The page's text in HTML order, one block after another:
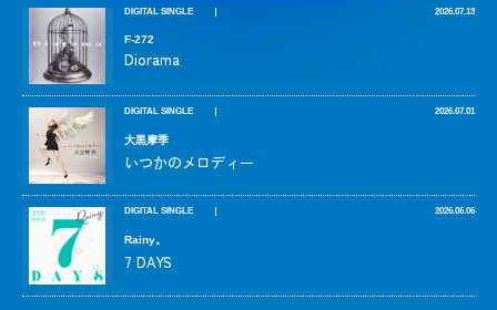
DIGITAL SINGLE 2026.07.13
F-272
Diorama
DIGITAL SINGLE 2026.07.01
大黒摩季
いつかのメロディー
DIGITAL SINGLE 2026.06.06
Rainy。
7 DAYS